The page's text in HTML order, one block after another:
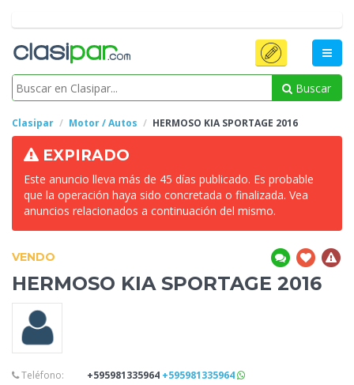
Buscar
Clasipar Motor / Autos HERMOSO KIA SPORTAGE 2016
EXPIRADO
Este anuncio lleva más de 45 días publicado. Es probable
que la operación haya sido concretada o finalizada. Vea
anuncios relacionados a continuación del mismo.
VENDO
HERMOSO KIA SPORTAGE 2016
Teléfono: +595981335964 +595981335964